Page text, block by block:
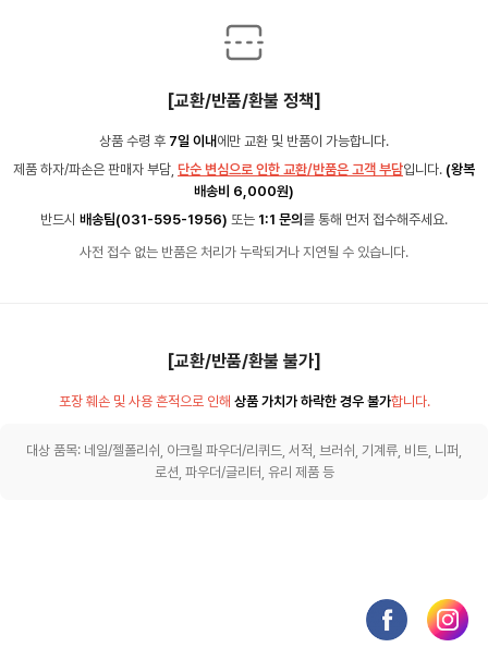
[교환/반품/환불 정책]
상품 수령 후 7일 이내에만 교환 및 반품이 가능합니다.
제품 하자/파손은 판매자 부담, 단순 변심으로 인한 교환/반품은 고객 부담입니다. (왕복
배송비 6,000원)
반드시 배송팀(031-595-1956) 또는 1:1 문의를 통해 먼저 접수해주세요.
사전 접수 없는 반품은 처리가 누락되거나 지연될 수 있습니다.
[교환/반품/환불 불가]
포장 훼손 및 사용 흔적으로 인해 상품 가치가 하락한 경우 불가합니다.
대상 품목: 네일/젤폴리쉬, 아크릴 파우더/리퀴드, 서적, 브러쉬, 기계류, 비트, 니퍼,
로션, 파우더/글리터, 유리 제품 등